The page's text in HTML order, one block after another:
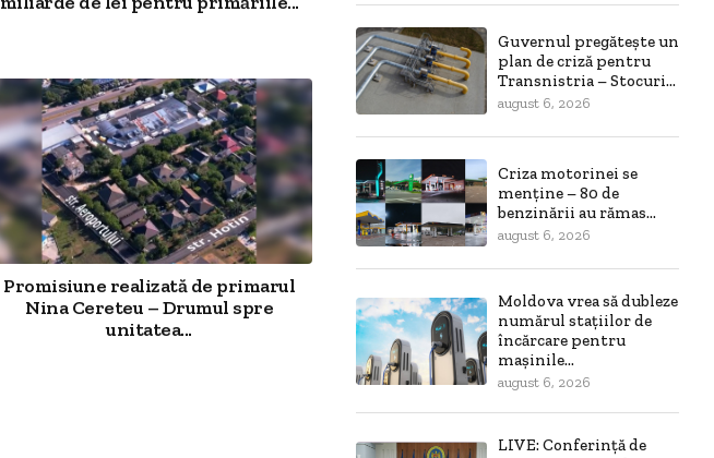
Promisiune realizată de primarul
Nina Cereteu – Drumul spre
unitatea...
Guvernul pregătește un
plan de criză pentru
Transnistria – Stocuri...
august 6, 2026
Criza motorinei se
menține – 80 de
benzinării au rămas...
august 6, 2026
Moldova vrea să dubleze
numărul stațiilor de
încărcare pentru
mașinile...
august 6, 2026
LIVE: Conferință de